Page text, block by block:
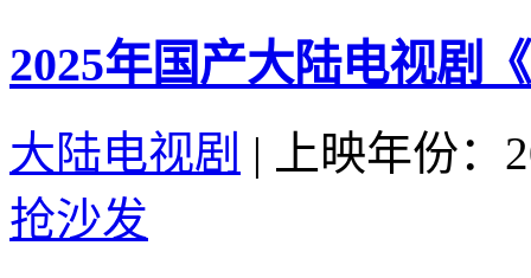
2025年国产大陆电视剧
大陆电视剧 |
上映年份：
抢沙发